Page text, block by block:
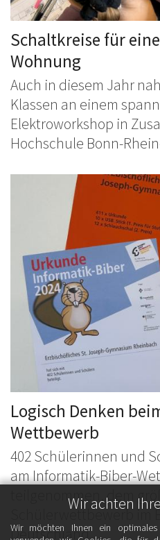
Wir achten
Wir möchten Ihnen ein optimales
Schaltkreise für
Wohnung
Auch in diesem Jahr
Klassen an einem
Elektroworkshop in
Hochschule Bonn-
Logisch Denken
Wettbewerb
402 Schülerinnen und
am Informatik-Biber-
teilgenommen, dem
Schülerwettbewerb im
Deutschland. ...